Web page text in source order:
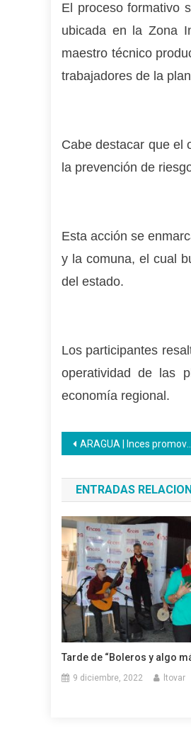
El proceso formativo
ubicada en la Zona
maestro técnico
trabajadores de la
Cabe destacar que el
la prevención de
Esta acción se
y la comuna, el cual
del estado.
Los participantes
operatividad de las
economía regional.
Navegación
de
entradas
ARAGUA | Inces promovió la inclusión mediante muestras artísticas y plásticas
ENTRADAS
Tarde de “Boleros y algo
9 diciembre, 2022 ltovar